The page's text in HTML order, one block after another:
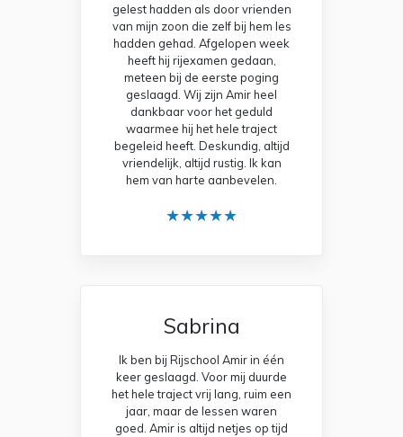
gelest hadden als door vrienden
van mijn zoon die zelf bij hem les
hadden gehad. Afgelopen week
heeft hij rijexamen gedaan,
meteen bij de eerste poging
geslaagd. Wij zijn Amir heel
dankbaar voor het geduld
waarmee hij het hele traject
begeleid heeft. Deskundig, altijd
vriendelijk, altijd rustig. Ik kan
hem van harte aanbevelen.
★★★★★
Sabrina
Ik ben bij Rijschool Amir in één
keer geslaagd. Voor mij duurde
het hele traject vrij lang, ruim een
jaar, maar de lessen waren
goed. Amir is altijd netjes op tijd